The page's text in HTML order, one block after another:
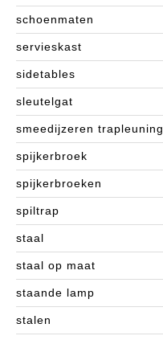
schoenmaten
servieskast
sidetables
sleutelgat
smeedijzeren trapleuning
spijkerbroek
spijkerbroeken
spiltrap
staal
staal op maat
staande lamp
stalen